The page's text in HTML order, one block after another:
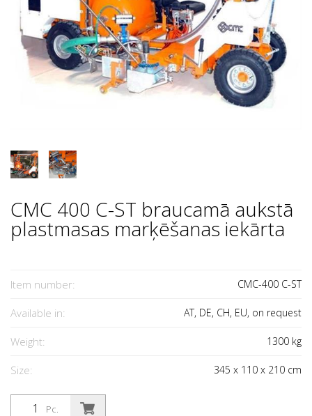
CMC 400 C-ST braucamā aukstā
plastmasas marķēšanas iekārta
Item number: CMC-400 C-ST
Available in: AT, DE, CH, EU, on request
Weight: 1300 kg
Size: 345 x 110 x 210 cm
Pc.